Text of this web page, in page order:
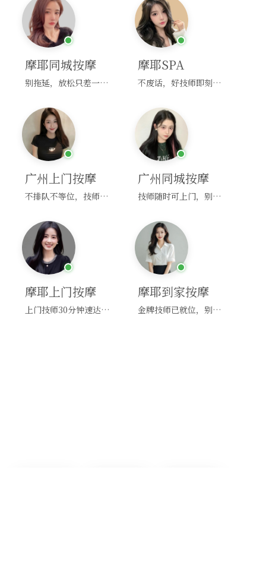
摩耶同城按摩
别拖延，放松只差一次点击！
摩耶SPA
不废话，好技师即刻上门，约！
广州上门按摩
不排队不等位，技师直奔你家！
广州同城按摩
技师随时可上门，别啰嗦，赶紧约！
摩耶上门按摩
上门技师30分钟速达，别问，快约！
摩耶到家按摩
金牌技师已就位，别纠结，马上预约！